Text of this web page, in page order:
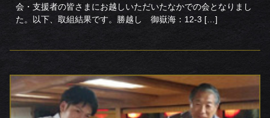
会・支援者の皆さまにお越しいただいたなかでの会となりまし
た。以下、取組結果です。勝越し 御嶽海：12-3 […]